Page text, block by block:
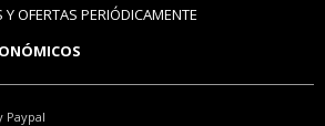
OFERTAS PERIÓDICAMENTE
Paypal